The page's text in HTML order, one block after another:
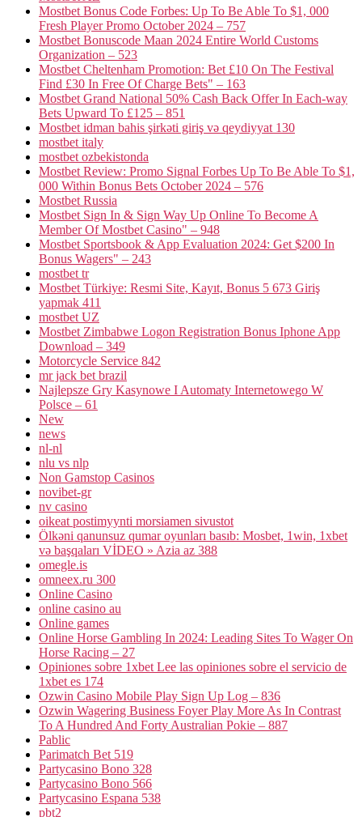
Mostbet Bonus Code Forbes: Up To Be Able To $1, 000
Fresh Player Promo October 2024 – 757
Mostbet Bonuscode Maan 2024 Entire World Customs
Organization – 523
Mostbet Cheltenham Promotion: Bet £10 On The Festival
Find £30 In Free Of Charge Bets" – 163
Mostbet Grand National 50% Cash Back Offer In Each-way
Bets Upward To £125 – 851
Mostbet idman bahis şirkəti giriş və qeydiyyat 130
mostbet italy
mostbet ozbekistonda
Mostbet Review: Promo Signal Forbes Up To Be Able To $1,
000 Within Bonus Bets October 2024 – 576
Mostbet Russia
Mostbet Sign In & Sign Way Up Online To Become A
Member Of Mostbet Casino" – 948
Mostbet Sportsbook & App Evaluation 2024: Get $200 In
Bonus Wagers" – 243
mostbet tr
Mostbet Türkiye: Resmi Site, Kayıt, Bonus 5 673 Giriş
yapmak 411
mostbet UZ
Mostbet Zimbabwe Logon Registration Bonus Iphone App
Download – 349
Motorcycle Service 842
mr jack bet brazil
Najlepsze Gry Kasynowe I Automaty Internetowego W
Polsce – 61
New
news
nl-nl
nlu vs nlp
Non Gamstop Casinos
novibet-gr
nv casino
oikeat postimyynti morsiamen sivustot
Ölkəni qanunsuz qumar oyunları basıb: Mosbet, 1win, 1xbet
və başqaları VİDEO » Azia az 388
omegle.is
omneex.ru 300
Online Casino
online casino au
Online games
Online Horse Gambling In 2024: Leading Sites To Wager On
Horse Racing – 27
Opiniones sobre 1xbet Lee las opiniones sobre el servicio de
1xbet es 174
Ozwin Casino Mobile Play Sign Up Log – 836
Ozwin Wagering Business Foyer Play More As In Contrast
To A Hundred And Forty Australian Pokie – 887
Pablic
Parimatch Bet 519
Partycasino Bono 328
Partycasino Bono 566
Partycasino Espana 538
pbt2